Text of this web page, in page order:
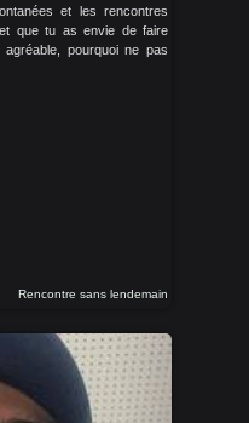
et les rencontres
que tu as envie de faire
agréable, pourquoi ne pas
Rencontre sans lendemain